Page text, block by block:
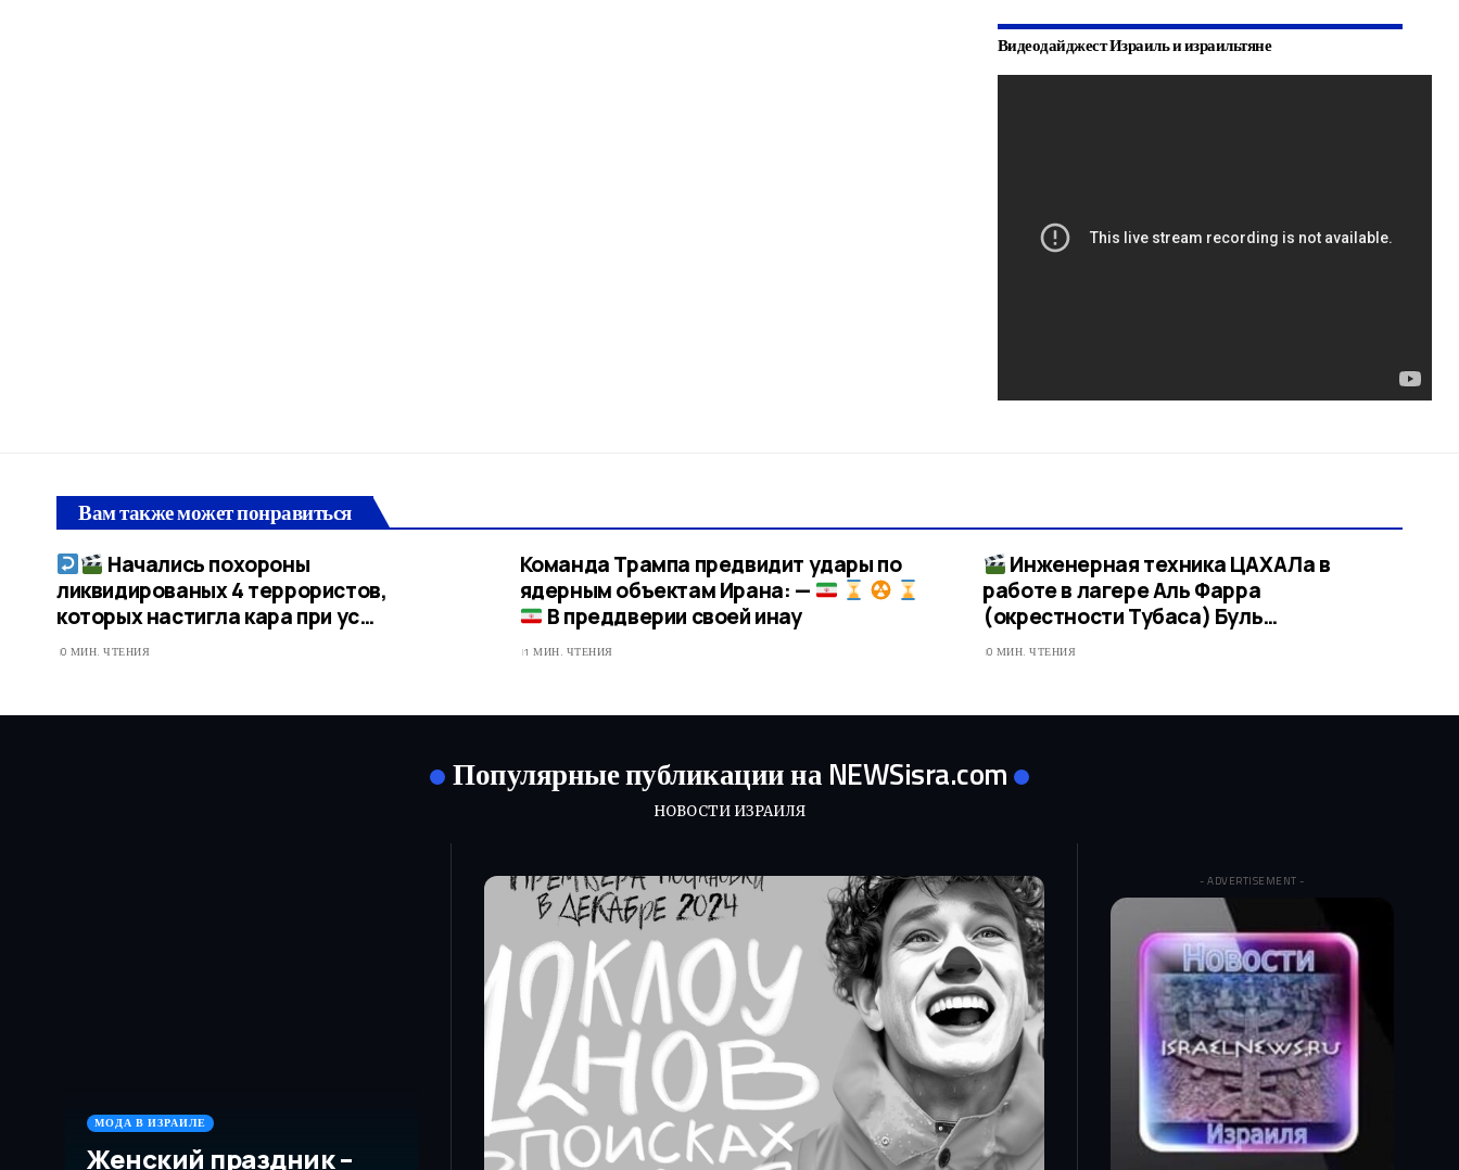
Видеодайджест Израиль и израильтяне
Вам также может понравиться
Начались похороны
ликвидированых 4 террористов,
которых настигла кара при ус…​
0 МИН. ЧТЕНИЯ
Команда Трампа предвидит удары по
ядерным объектам Ирана: —
В преддверии своей инау
1 МИН. ЧТЕНИЯ
Инженерная техника ЦАХАЛа в
работе в лагере Аль Фарра
(окрестности Тубаса) Буль…​
0 МИН. ЧТЕНИЯ
Популярные публикации на NEWSisra.com
НОВОСТИ ИЗРАИЛЯ
МОДА В ИЗРАИЛЕ
Женский праздник –
- ADVERTISEMENT -